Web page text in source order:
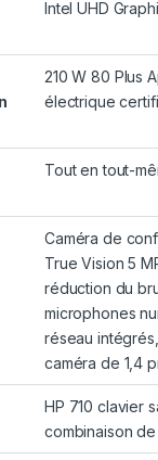
Intel UHD
210 W 80 Plus
électrique
Tout en tout-
Caméra de
True Vision 5
réduction du
microphones
réseau
caméra de 1,4
HP 710 clavier
combinaison de